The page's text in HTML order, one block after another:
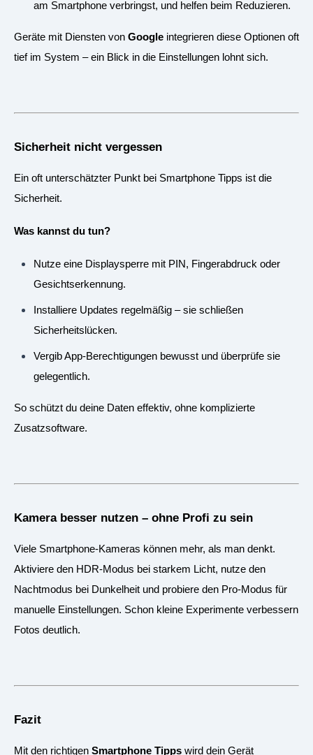
am Smartphone verbringst, und helfen beim Reduzieren.
Geräte mit Diensten von Google integrieren diese Optionen oft
tief im System – ein Blick in die Einstellungen lohnt sich.
Sicherheit nicht vergessen
Ein oft unterschätzter Punkt bei Smartphone Tipps ist die
Sicherheit.
Was kannst du tun?
Nutze eine Displaysperre mit PIN, Fingerabdruck oder
Gesichtserkennung.
Installiere Updates regelmäßig – sie schließen
Sicherheitslücken.
Vergib App-Berechtigungen bewusst und überprüfe sie
gelegentlich.
So schützt du deine Daten effektiv, ohne komplizierte
Zusatzsoftware.
Kamera besser nutzen – ohne Profi zu sein
Viele Smartphone-Kameras können mehr, als man denkt.
Aktiviere den HDR-Modus bei starkem Licht, nutze den
Nachtmodus bei Dunkelheit und probiere den Pro-Modus für
manuelle Einstellungen. Schon kleine Experimente verbessern
Fotos deutlich.
Fazit
Mit den richtigen Smartphone Tipps wird dein Gerät